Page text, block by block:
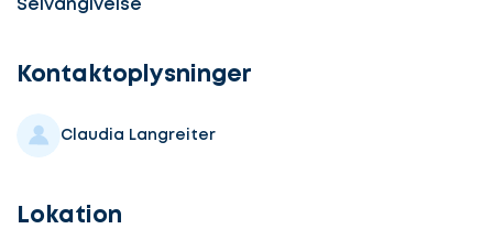
Selvangivelse
Kontaktoplysninger
Claudia Langreiter
Lokation